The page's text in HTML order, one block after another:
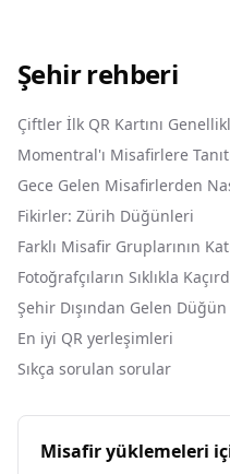
Şehir rehberi
Çiftler İlk QR Kartını
Momentral'ı Misafirlere
Gece Gelen Misafirlerden
Fikirler: Zürih Düğünleri
Farklı Misafir Gruplarının
Fotoğrafçıların Sıklıkla
Şehir Dışından Gelen
En iyi QR yerleşimleri
Sıkça sorulan sorular
Misafir yüklemeleri